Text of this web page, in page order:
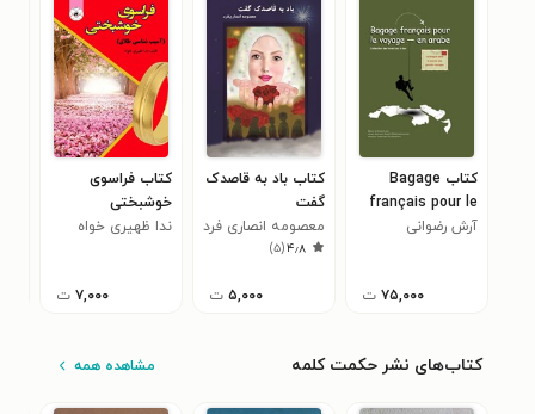
کتاب Bagage
français pour le
voyage - en
آرش رضوانی
۷۵,۰۰۰ ت
کتاب باد به قاصدک
گفت
معصومه انصاری فرد
۴٫۸(۵)
۵,۰۰۰ ت
کتاب فراسوی
خوشبختی
ندا ظهیری خواه
۷,۰۰۰ ت
کتاب‌های نشر حکمت کلمه مشاهده همه